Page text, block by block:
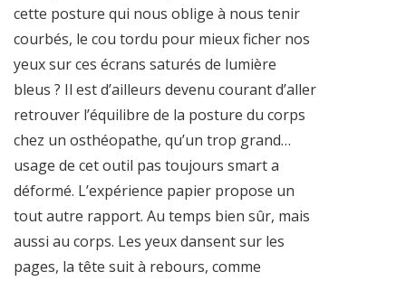
cette posture qui nous oblige à nous tenir
courbés, le cou tordu pour mieux ficher nos
yeux sur ces écrans saturés de lumière
bleus ? Il est d’ailleurs devenu courant d’aller
retrouver l’équilibre de la posture du corps
chez un osthéopathe, qu’un trop grand…
usage de cet outil pas toujours smart a
déformé. L’expérience papier propose un
tout autre rapport. Au temps bien sûr, mais
aussi au corps. Les yeux dansent sur les
pages, la tête suit à rebours, comme